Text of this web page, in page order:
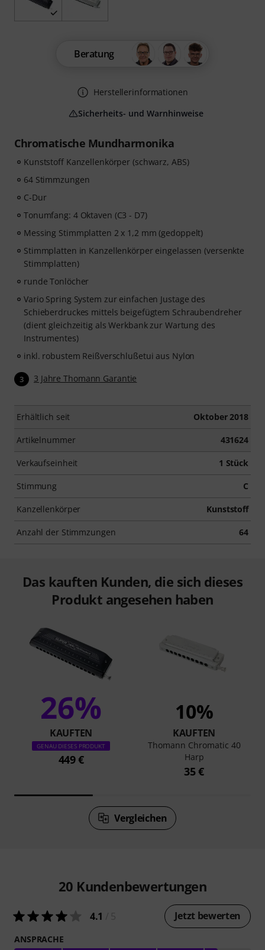
Chromatische Mundharmonika
Kunststoff Kanzellenkörper (schwarz, ABS)
64 Stimmzungen
C-Dur
Tonumfang: 4 Oktaven (C3 - D7)
Messing Stimmplatten 2 x 1,2 mm (gedoppelt)
Stimmplatten in Kanzellenkörper eingelassen (versenkte
Stimmplatten)
runde Tonlöcher
Vario Spring System zur einfachen Justage des
Schieberdruckes mittels beigefügtem Schraubendreher
(dient gleichzeitig als Werkbank zur Wartung des
Instrumentes)
inkl. robustem Reißverschlußetui aus Nylon
3 3 Jahre Thomann Garantie
Erhältlich seit Oktober 2018
Artikelnummer 431624
Verkaufseinheit 1 Stück
Stimmung C
Kanzellenkörper Kunststoff
Anzahl der Stimmzungen 64
Beratung
Herstellerinformationen
Sicherheits- und Warnhinweise
Das kauften Kunden, die sich dieses
Produkt angesehen haben
26%
KAUFTEN
GENAU DIESES PRODUKT
449 €
10%
KAUFTEN
Thomann Chromatic 40
Harp
35 €
Vergleichen
20 Kundenbewertungen
4.1 Jetzt bewerten
ANSPRACHE